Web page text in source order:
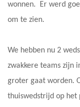
wonnen. Er werd
om te zien.
We hebben nu 2
zwakkere teams zijn
groter gaat worden.
thuiswedstrijd op het